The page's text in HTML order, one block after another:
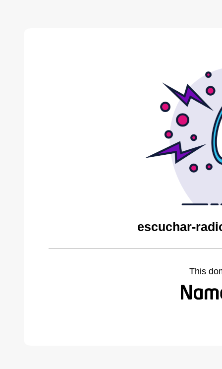
escuchar-
This